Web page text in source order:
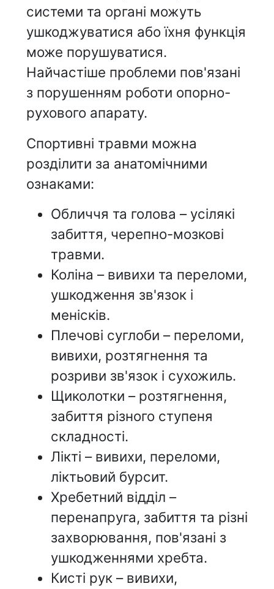
системи та органі можуть
ушкоджуватися або їхня функція
може порушуватися.
Найчастіше проблеми пов'язані
з порушенням роботи опорно-
рухового апарату.
Спортивні травми можна
розділити за анатомічними
ознаками:
Обличчя та голова – усілякі
забиття, черепно-мозкові
травми.
Коліна – вивихи та переломи,
ушкодження зв'язок і
менісків.
Плечові суглоби – переломи,
вивихи, розтягнення та
розриви зв'язок і сухожиль.
Щиколотки – розтягнення,
забиття різного ступеня
складності.
Лікті – вивихи, переломи,
ліктьовий бурсит.
Хребетний відділ –
перенапруга, забиття та різні
захворювання, пов'язані з
ушкодженнями хребта.
Кисті рук – вивихи,